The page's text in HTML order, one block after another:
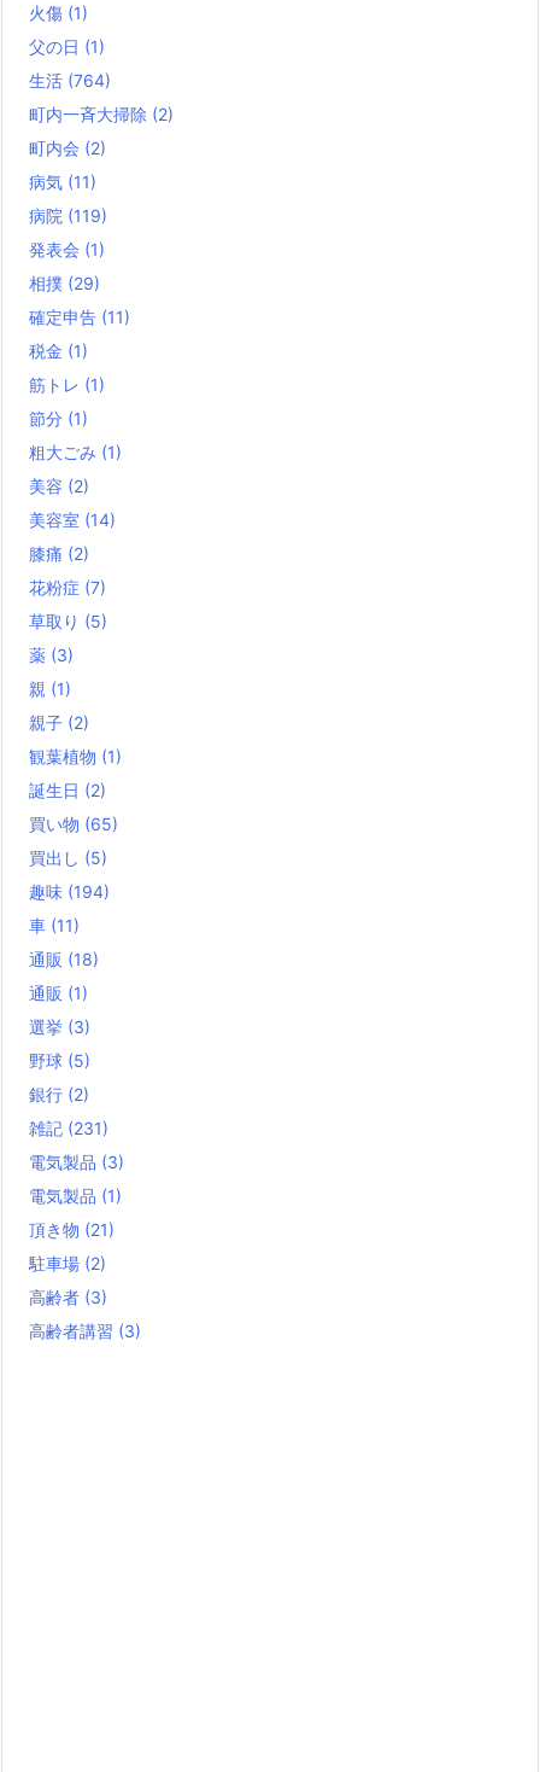
火傷 (1)
父の日 (1)
生活 (764)
町内一斉大掃除 (2)
町内会 (2)
病気 (11)
病院 (119)
発表会 (1)
相撲 (29)
確定申告 (11)
税金 (1)
筋トレ (1)
節分 (1)
粗大ごみ (1)
美容 (2)
美容室 (14)
膝痛 (2)
花粉症 (7)
草取り (5)
薬 (3)
親 (1)
親子 (2)
観葉植物 (1)
誕生日 (2)
買い物 (65)
買出し (5)
趣味 (194)
車 (11)
通販 (18)
通販 (1)
選挙 (3)
野球 (5)
銀行 (2)
雑記 (231)
電気製品 (3)
電気製品 (1)
頂き物 (21)
駐車場 (2)
高齢者 (3)
高齢者講習 (3)